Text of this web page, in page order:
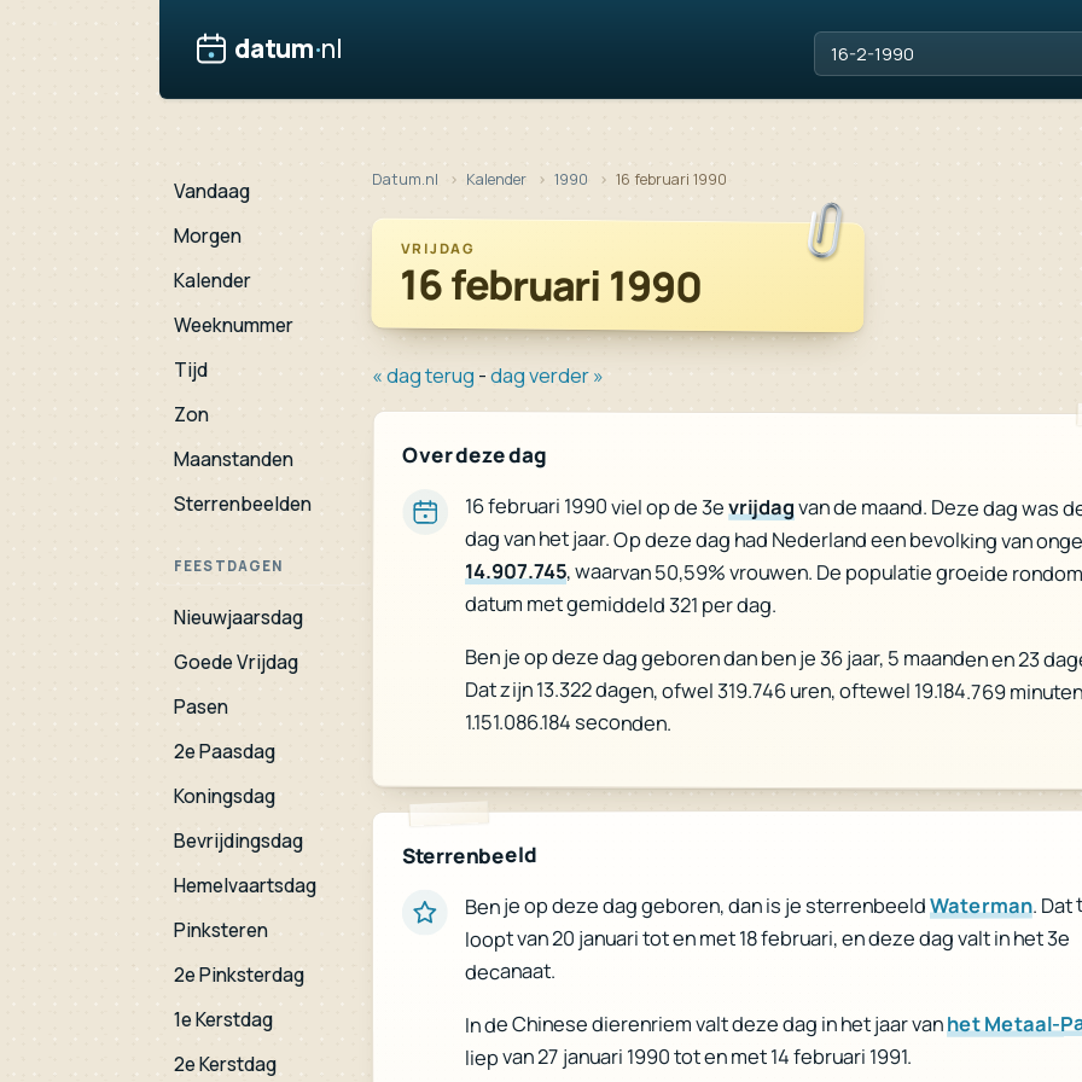
datum·nl
Vandaag
Morgen
Kalender
Weeknummer
Tijd
Zon
Maanstanden
Sterrenbeelden
FEESTDAGEN
Nieuwjaarsdag
Goede Vrijdag
Pasen
2e Paasdag
Koningsdag
Bevrijdingsdag
Hemelvaartsdag
Pinksteren
2e Pinksterdag
1e Kerstdag
2e Kerstdag
Datum.nl Kalender 1990 16 februari 1990
VRIJDAG
16 februari 1990
« dag terug -dag verder »
Over deze dag
16 februari 1990 viel op de 3evrijdagvan de maand. Deze dag was
dag van het jaar. Op deze dag had Nederland een bevolking van
14.907.745, waarvan 50,59% vrouwen. De populatie groeide
datum met gemiddeld 321 per dag.
Ben je op deze dag geboren dan ben je 36 jaar, 5 maanden en 23
Dat zijn 13.322 dagen, ofwel 319.746 uren, oftewel 19.184.769
1.151.086.184 seconden.
Sterrenbeeld
Ben je op deze dag geboren, dan is je sterrenbeeldWaterman. Dat
loopt van 20 januari tot en met 18 februari, en deze dag valt in het 3e
decanaat.
In de Chinese dierenriem valt deze dag in het jaar vanhet Metaal-
liep van 27 januari 1990 tot en met 14 februari 1991.